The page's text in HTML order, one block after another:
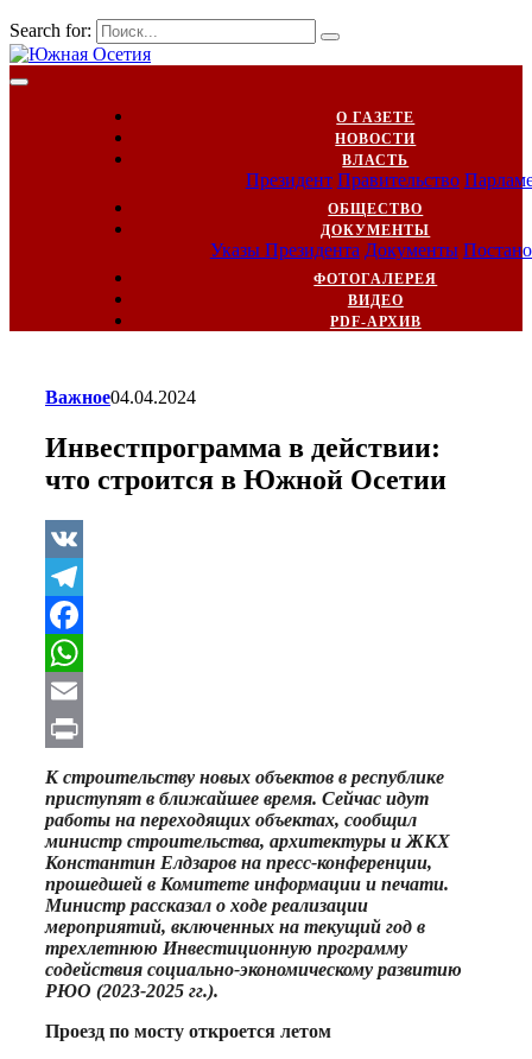
Search for:
О ГАЗЕТЕ
НОВОСТИ
ВЛАСТЬ
Президент Правительство
ОБЩЕСТВО
ДОКУМЕНТЫ
Указы Президента Документы
ФОТОГАЛЕРЕЯ
ВИДЕО
PDF-АРХИВ
Важное04.04.2024
Инвестпрограмма в действии:
что строится в Южной Осетии
VK
Telegram
Facebook
WhatsApp
Email
Print
К строительству новых объектов в республике
приступят в ближайшее время. Сейчас идут
работы на переходящих объектах, сообщил
министр строительства, архитектуры и ЖКХ
Константин Елдзаров на пресс-конференции,
прошедшей в Комитете информации и печати.
Министр рассказал о ходе реализации
мероприятий, включенных на текущий год в
трехлетнюю Инвестиционную программу
содействия социально-экономическому развитию
РЮО (2023-2025 гг.).
Проезд по мосту откроется летом